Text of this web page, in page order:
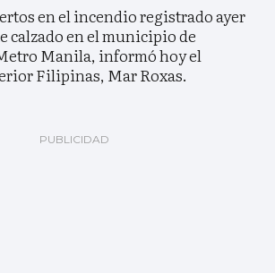
en el incendio registrado ayer
calzado en el municipio de
Manila, informó hoy el
Filipinas, Mar Roxas.